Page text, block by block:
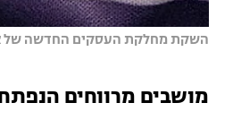
השקת מחלקת העסקים החדשה של
מושבים מרווחים